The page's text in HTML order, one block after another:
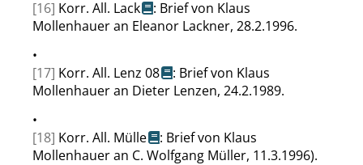
[16] Korr. All. Lack
: Brief von Klaus
Mollenhauer an Eleanor Lackner, 28.2.1996.
•
[17] Korr. All. Lenz 08
: Brief von Klaus
Mollenhauer an Dieter Lenzen, 24.2.1989.
•
[18] Korr. All. Mülle
: Brief von Klaus
Mollenhauer an C. Wolfgang Müller, 11.3.1996).